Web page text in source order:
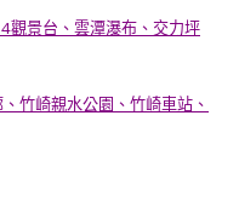
觀景台、雲潭瀑布、交力坪
竹崎親水公園、竹崎車站、